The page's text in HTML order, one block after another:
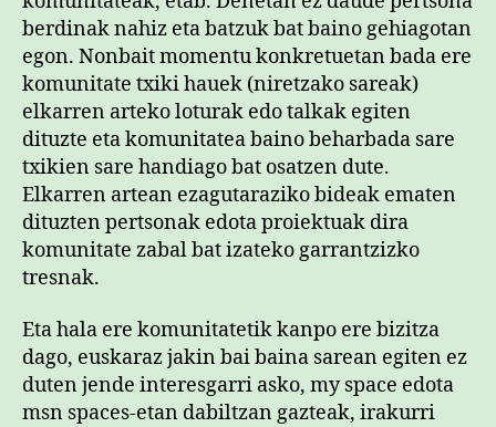
berdinak nahiz eta batzuk bat baino gehiagotan
egon. Nonbait momentu konkretuetan bada ere
komunitate txiki hauek (niretzako sareak)
elkarren arteko loturak edo talkak egiten
dituzte eta komunitatea baino beharbada sare
txikien sare handiago bat osatzen dute.
Elkarren artean ezagutaraziko bideak ematen
dituzten pertsonak edota proiektuak dira
komunitate zabal bat izateko garrantzizko
tresnak.
Eta hala ere komunitatetik kanpo ere bizitza
dago, euskaraz jakin bai baina sarean egiten ez
duten jende interesgarri asko, my space edota
msn spaces-etan dabiltzan gazteak, irakurri